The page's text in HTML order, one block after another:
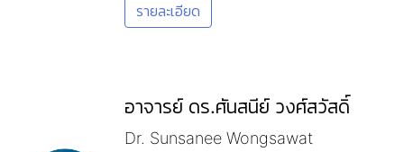
รายละเอียด
อาจารย์ ดร.ศันสนีย์ วงศ์สวัสดิ์
Dr. Sunsanee Wongsawat